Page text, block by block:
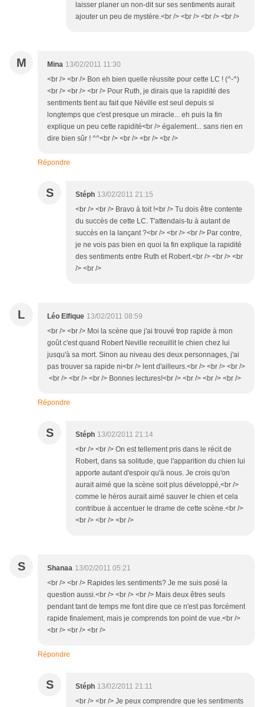
laisser planer un non-dit sur ses sentiments aurait
ajouter un peu de mystère.<br /> <br /> <br /> <br />
M Mina 13/02/2011 11:30
<br /> <br /> Bon eh bien quelle réussite pour cette LC ! (^-^)
<br /> <br /> <br /> Pour Ruth, je dirais que la rapidité des
sentiments tient au fait que Néville est seul depuis si
longtemps que c'est presque un miracle... eh puis la fin
explique un peu cette rapidité<br /> également... sans rien en
dire bien sûr ! ^^<br /> <br /> <br /> <br />
Répondre
S Stéph 13/02/2011 21:15
<br /> <br /> Bravo à toit !<br /> Tu dois être contente
du succès de cette LC. T'attendais-tu à autant de
succès en la lançant ?<br /> <br /> <br /> Par contre,
je ne vois pas bien en quoi la fin explique la rapidité
des sentiments entre Ruth et Robert.<br /> <br /> <br
/> <br />
L Léo Elfique 13/02/2011 08:59
<br /> <br /> Moi la scène que j'ai trouvé trop rapide à mon
goût c'est quand Robert Neville receuillit le chien chez lui
jusqu'à sa mort. Sinon au niveau des deux personnages, j'ai
pas trouver sa rapide ni<br /> lent d'ailleurs.<br /> <br /> <br />
<br /> <br /> <br /> Bonnes lectures!<br /> <br /> <br /> <br />
Répondre
S Stéph 13/02/2011 21:14
<br /> <br /> On est tellement pris dans le récit de
Robert, dans sa solitude, que l'apparition du chien lui
apporte autant d'espoir qu'à nous. Je crois qu'on
aurait aimé que la scène soit plus développé,<br />
comme le héros aurait aimé sauver le chien et cela
contribue à accentuer le drame de cette scène.<br />
<br /> <br /> <br />
S Shanaa 13/02/2011 05:21
<br /> <br /> Rapides les sentiments? Je me suis posé la
question aussi.<br /> <br /> <br /> Mais deux êtres seuls
pendant tant de temps me font dire que ce n'est pas forcément
rapide finalement, mais je comprends ton point de vue.<br />
<br /> <br /> <br />
Répondre
S Stéph 13/02/2011 21:11
<br /> <br /> Je peux comprendre que les sentiments